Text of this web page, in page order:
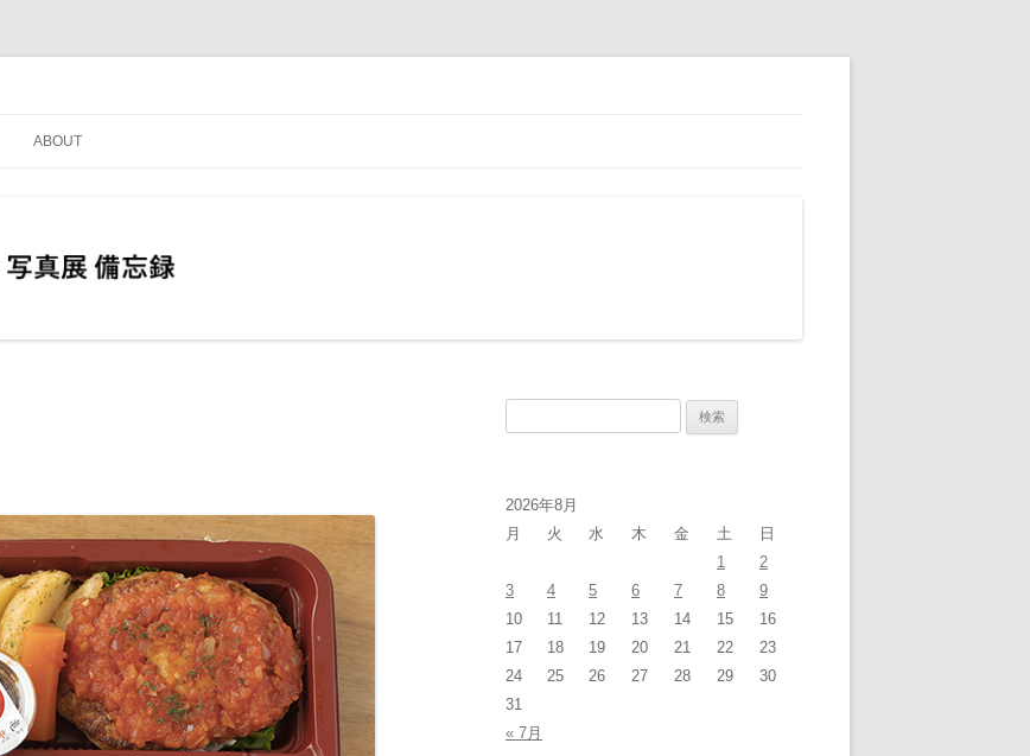
ABOUT
2026年8月
月
火 水 木 金 土
日
1
2
3
4 5 6 7 8
9
10
11 12 13 14 15
16
17
18 19 20 21 22
23
24
25 26 27 28 29
30
31
« 7月